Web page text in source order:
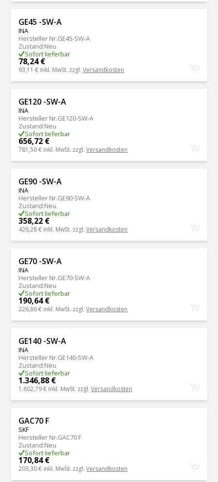
GE45 -SW-A
INA
Hersteller Nr.GE45-SW-A
Zustand:Neu
Sofort lieferbar
78,24 €
93,11 € inkl. MwSt. zzgl.Versandkosten
GE120 -SW-A
INA
Hersteller Nr.GE120-SW-A
Zustand:Neu
Sofort lieferbar
656,72 €
781,50 € inkl. MwSt. zzgl.Versandkosten
GE90 -SW-A
INA
Hersteller Nr.GE90-SW-A
Zustand:Neu
Sofort lieferbar
358,22 €
426,28 € inkl. MwSt. zzgl.Versandkosten
GE70 -SW-A
INA
Hersteller Nr.GE70-SW-A
Zustand:Neu
Sofort lieferbar
190,64 €
226,86 € inkl. MwSt. zzgl.Versandkosten
GE140 -SW-A
INA
Hersteller Nr.GE140-SW-A
Zustand:Neu
Sofort lieferbar
1.346,88 €
1.602,79 € inkl. MwSt. zzgl.Versandkosten
GAC70 F
SKF
Hersteller Nr.GAC70 F
Zustand:Neu
Sofort lieferbar
170,84 €
203,30 € inkl. MwSt. zzgl.Versandkosten